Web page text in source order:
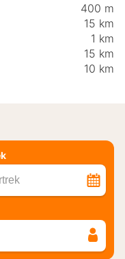
400 m
15 km
1 km
15 km
10 km